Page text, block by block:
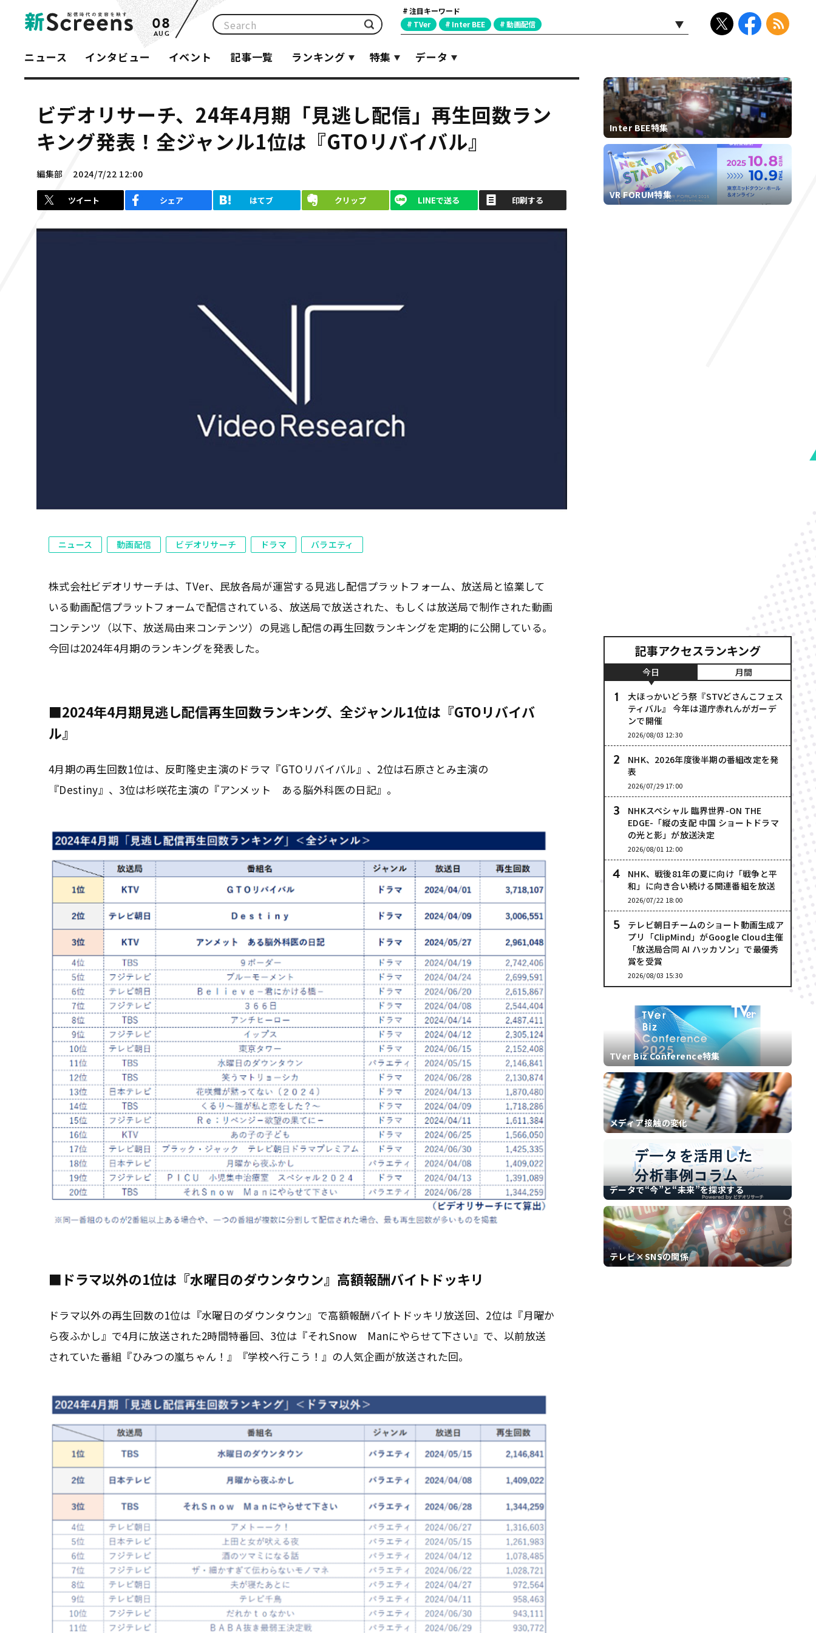
08
AUG
注目キーワード
TVer
Inter BEE 動画配信
ニュース インタビュー イベント 記事一覧 ランキング 特集 データ
ビデオリサーチ、24年4月期「見逃し配信」再生回数ラン
キング発表！全ジャンル1位は『GTOリバイバル』
編集部 2024/7/22 12:00
ツイート シェア はてブ クリップ LINEで送る 印刷する
ニュース 動画配信 ビデオリサーチ ドラマ バラエティ
株式会社ビデオリサーチは、TVer、民放各局が運営する見逃し配信プラットフォーム、放送局と協業して
いる動画配信プラットフォームで配信されている、放送局で放送された、もしくは放送局で制作された動画
コンテンツ（以下、放送局由来コンテンツ）の見逃し配信の再生回数ランキングを定期的に公開している。
今回は2024年4月期のランキングを発表した。
■2024年4月期見逃し配信再生回数ランキング、全ジャンル1位は『GTOリバイバ
ル』
4月期の再生回数1位は、反町隆史主演のドラマ『GTOリバイバル』、2位は石原さとみ主演の
『Destiny』、3位は杉咲花主演の『アンメット ある脳外科医の日記』。
■ドラマ以外の1位は『水曜日のダウンタウン』高額報酬バイトドッキリ
ドラマ以外の再生回数の1位は『水曜日のダウンタウン』で高額報酬バイトドッキリ放送回、2位は『月曜か
ら夜ふかし』で4月に放送された2時間特番回、3位は『それSnow Manにやらせて下さい』で、以前放送
されていた番組『ひみつの嵐ちゃん！』『学校へ行こう！』の人気企画が放送された回。
Inter BEE特集
VR FORUM特集
記事アクセスランキング
今日
月間
大ほっかいどう祭『STVどさんこフェス
ティバル』 今年は道庁赤れんがガーデ
ンで開催
2026/08/03 12:30
NHK、2026年度後半期の番組改定を発
表
2026/07/29 17:00
NHKスペシャル 臨界世界-ON THE
EDGE-「縦の支配 中国 ショートドラマ
の光と影」が放送決定
2026/08/01 12:00
NHK、戦後81年の夏に向け「戦争と平
和」に向き合い続ける関連番組を放送
2026/07/22 18:00
テレビ朝日チームのショート動画生成ア
プリ「ClipMind」がGoogle Cloud主催
「放送局合同 AI ハッカソン」で最優秀
賞を受賞
2026/08/03 15:30
TVer Biz Conference特集
メディア接触の変化
データで“今”と“未来”を探求する
テレビ×SNSの関係